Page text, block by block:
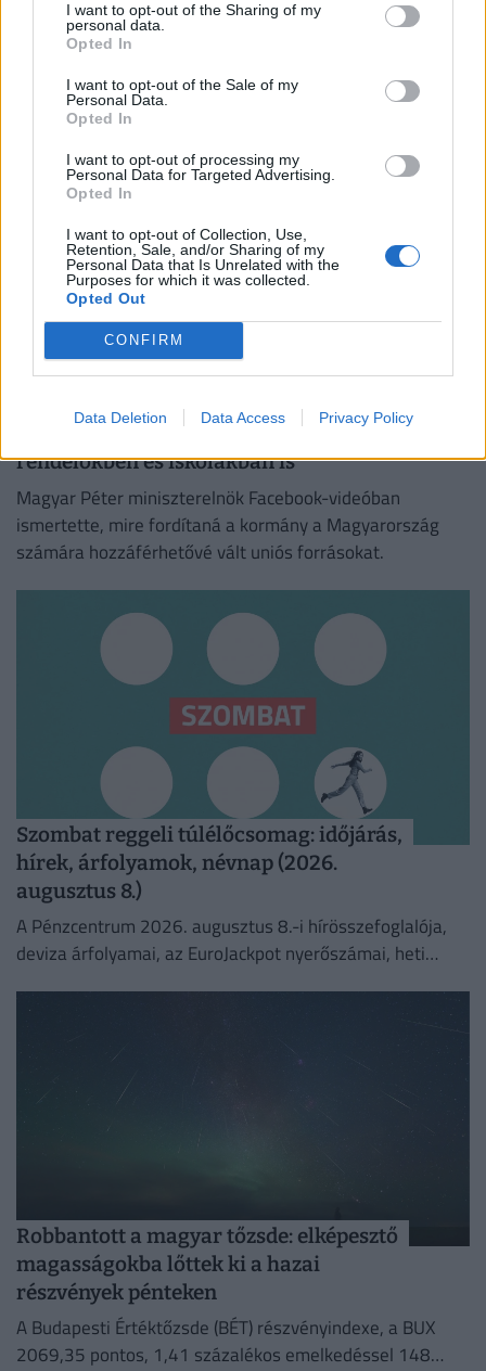
I want to opt-out of the Sharing of my
personal data.
Opted In
I want to opt-out of the Sale of my
Personal Data.
Opted In
I want to opt-out of processing my
Personal Data for Targeted Advertising.
Opted In
I want to opt-out of Collection, Use,
Retention, Sale, and/or Sharing of my
Personal Data that Is Unrelated with the
Purposes for which it was collected.
Opted Out
CONFIRM
Data Deletion Data Access Privacy Policy
Még nincsenek hozzászólások. Legyél te az első!
NEKED AJÁNLJUK
Magyar Péter: gigászi lakásprogram
indul Magyarországon, hatalmas
változások jönnek az orvosi
rendelőkben és iskolákban is
Magyar Péter miniszterelnök Facebook-videóban
ismertette, mire fordítaná a kormány a Magyarország
számára hozzáférhetővé vált uniós forrásokat.
Szombat reggeli túlélőcsomag: időjárás,
hírek, árfolyamok, névnap (2026.
augusztus 8.)
A Pénzcentrum 2026. augusztus 8.-i hírösszefoglalója,
deviza árfolyamai, az EuroJackpot nyerőszámai, heti
Robbantott a magyar tőzsde: elképesztő
magasságokba lőttek ki a hazai
részvények pénteken
A Budapesti Értéktőzsde (BÉT) részvényindexe, a BUX
2069,35 pontos, 1,41 százalékos emelkedéssel 148